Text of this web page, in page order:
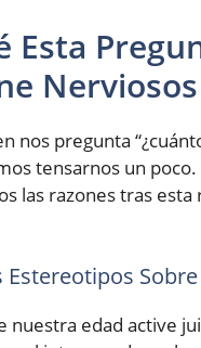
Esta
Nerviosos
nos pregunta
tensarnos un poco.
las razones tras esta
Sobre
nuestra edad active